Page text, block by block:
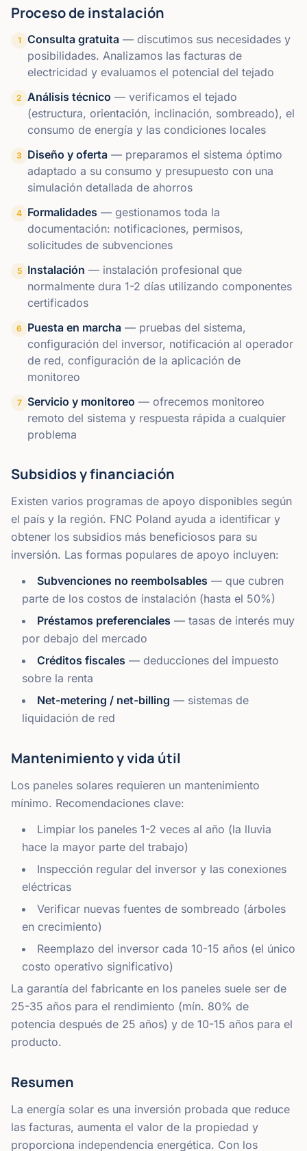
Proceso de instalación
1 Consulta gratuita — discutimos sus necesidades y
posibilidades. Analizamos las facturas de
electricidad y evaluamos el potencial del tejado
2 Análisis técnico — verificamos el tejado
(estructura, orientación, inclinación, sombreado), el
consumo de energía y las condiciones locales
3 Diseño y oferta — preparamos el sistema óptimo
adaptado a su consumo y presupuesto con una
simulación detallada de ahorros
4 Formalidades — gestionamos toda la
documentación: notificaciones, permisos,
solicitudes de subvenciones
5 Instalación — instalación profesional que
normalmente dura 1-2 días utilizando componentes
certificados
6 Puesta en marcha — pruebas del sistema,
configuración del inversor, notificación al operador
de red, configuración de la aplicación de
monitoreo
7 Servicio y monitoreo — ofrecemos monitoreo
remoto del sistema y respuesta rápida a cualquier
problema
Subsidios y financiación
Existen varios programas de apoyo disponibles según
el país y la región. FNC Poland ayuda a identificar y
obtener los subsidios más beneficiosos para su
inversión. Las formas populares de apoyo incluyen:
Subvenciones no reembolsables — que cubren
parte de los costos de instalación (hasta el 50%)
Préstamos preferenciales — tasas de interés muy
por debajo del mercado
Créditos fiscales — deducciones del impuesto
sobre la renta
Net-metering / net-billing — sistemas de
liquidación de red
Mantenimiento y vida útil
Los paneles solares requieren un mantenimiento
mínimo. Recomendaciones clave:
Limpiar los paneles 1-2 veces al año (la lluvia
hace la mayor parte del trabajo)
Inspección regular del inversor y las conexiones
eléctricas
Verificar nuevas fuentes de sombreado (árboles
en crecimiento)
Reemplazo del inversor cada 10-15 años (el único
costo operativo significativo)
La garantía del fabricante en los paneles suele ser de
25-35 años para el rendimiento (mín. 80% de
potencia después de 25 años) y de 10-15 años para el
producto.
Resumen
La energía solar es una inversión probada que reduce
las facturas, aumenta el valor de la propiedad y
proporciona independencia energética. Con los